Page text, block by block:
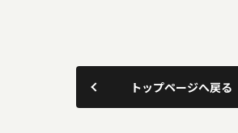
トップページへ戻る